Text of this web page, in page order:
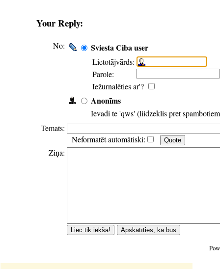
Your Reply:
No: Sviesta Ciba user
Lietotājvārds:
Parole:
Iežurnalēties ar'?
Anonīms
Ievadi te 'qws' (liidzeklis pret
Temats:
Neformatēt automātiski:
Ziņa: